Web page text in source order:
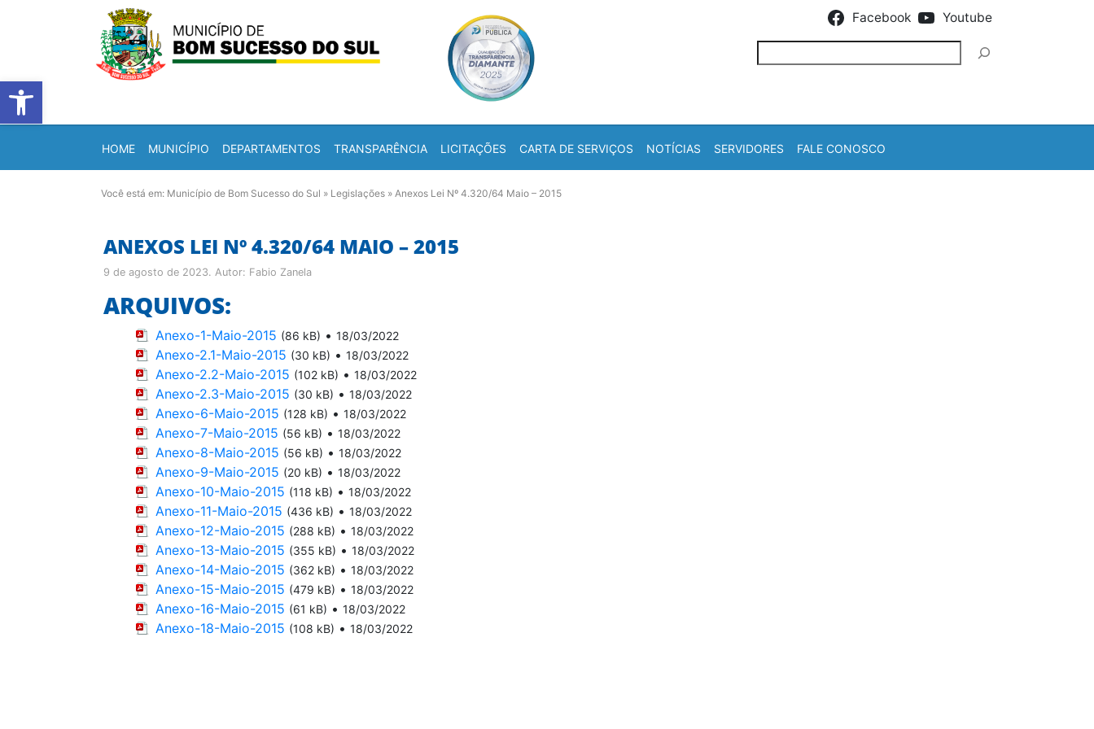
Barra de Ferramentas Aberta
Facebook Youtube
HOME MUNICÍPIO DEPARTAMENTOS TRANSPARÊNCIA LICITAÇÕES CARTA DE SERVIÇOS NOTÍCIAS SERVIDORES FALE CONOSCO
Você está em: Município de Bom Sucesso do Sul » Legislações » Anexos Lei Nº 4.320/64 Maio – 2015
ANEXOS LEI Nº 4.320/64 MAIO – 2015
9 de agosto de 2023. Autor: Fabio Zanela
ARQUIVOS:
Anexo-1-Maio-2015 (86 kB) • 18/03/2022
Anexo-2.1-Maio-2015 (30 kB) • 18/03/2022
Anexo-2.2-Maio-2015 (102 kB) • 18/03/2022
Anexo-2.3-Maio-2015 (30 kB) • 18/03/2022
Anexo-6-Maio-2015 (128 kB) • 18/03/2022
Anexo-7-Maio-2015 (56 kB) • 18/03/2022
Anexo-8-Maio-2015 (56 kB) • 18/03/2022
Anexo-9-Maio-2015 (20 kB) • 18/03/2022
Anexo-10-Maio-2015 (118 kB) • 18/03/2022
Anexo-11-Maio-2015 (436 kB) • 18/03/2022
Anexo-12-Maio-2015 (288 kB) • 18/03/2022
Anexo-13-Maio-2015 (355 kB) • 18/03/2022
Anexo-14-Maio-2015 (362 kB) • 18/03/2022
Anexo-15-Maio-2015 (479 kB) • 18/03/2022
Anexo-16-Maio-2015 (61 kB) • 18/03/2022
Anexo-18-Maio-2015 (108 kB) • 18/03/2022